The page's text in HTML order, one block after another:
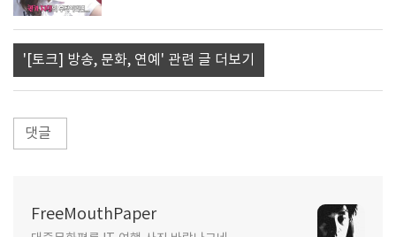
'[토크] 방송, 문화, 연예' 관련 글 더보기
댓글
FreeMouthPaper